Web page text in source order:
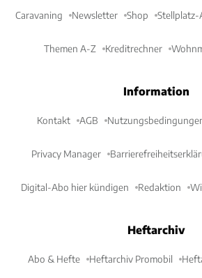
Caravaning Newsletter Shop Stellplatz-
Themen A-Z Kreditrechner
Information
Kontakt AGB
Privacy Manager
Digital-Abo hier kündigen Redaktion
Heftarchiv
Abo & Hefte Heftarchiv Promobil